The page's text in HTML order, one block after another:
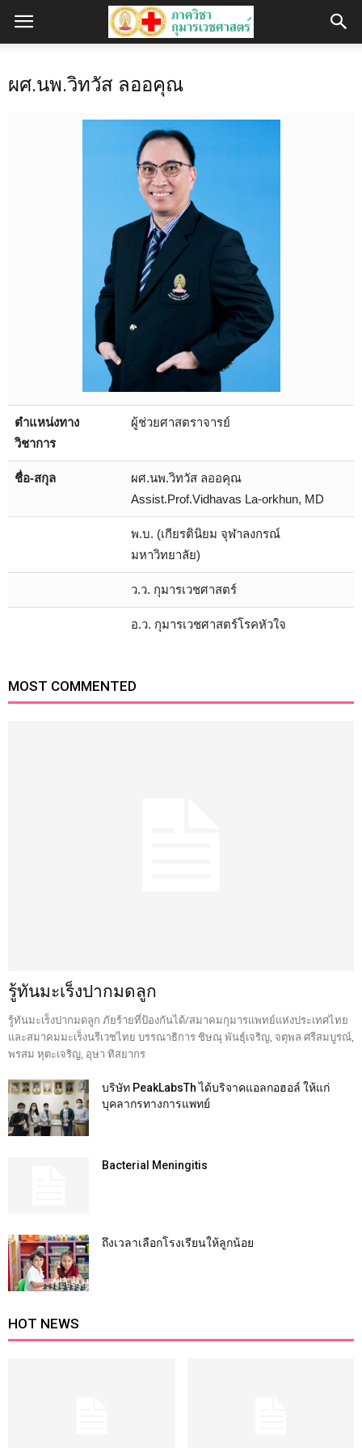
ผศ.นพ.วิทวัส ลออคุณ
ตำแหน่งทาง
วิชาการ
ผู้ช่วยศาสตราจารย์
ชื่อ-สกุล
ผศ.นพ.วิทวัส ลออคุณ
Assist.Prof.Vidhavas La-orkhun, MD
พ.บ. (เกียรตินิยม จุฬาลงกรณ์
มหาวิทยาลัย)
ว.ว. กุมารเวชศาสตร์
อ.ว. กุมารเวชศาสตร์โรคหัวใจ
MOST COMMENTED
รู้ทันมะเร็งปากมดลูก
รู้ทันมะเร็งปากมดลูก ภัยร้ายที่ป้องกันได้/สมาคมกุมารแพทย์แห่งประเทศไทย
และสมาคมมะเร็งนรีเวชไทย บรรณาธิการ ชิษณุ พันธุ์เจริญ, จตุพล ศรีสมบูรณ์,
พรสม หุตะเจริญ, อุษา ทิสยากร
บริษัท PeakLabsTh ได้บริจาคแอลกอฮอล์ ให้แก่
บุคลากรทางการแพทย์
Bacterial Meningitis
ถึงเวลาเลือกโรงเรียนให้ลูกน้อย
HOT NEWS